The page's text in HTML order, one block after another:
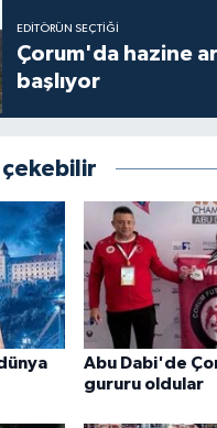
EDITÖRÜN SEÇTIĞI
Çorum'da hazine
başlıyor
çekebilir
Abu Dabi'de
gururu oldular